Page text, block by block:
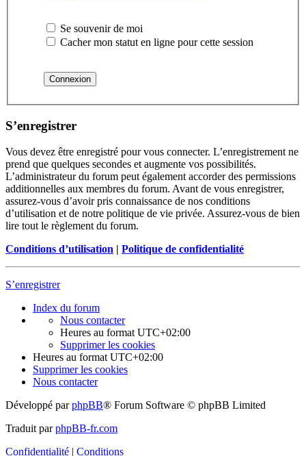
Se souvenir de moi
Cacher mon statut en ligne pour cette session
S’enregistrer
Vous devez être enregistré pour vous connecter. L’enregistrement ne
prend que quelques secondes et augmente vos possibilités.
L’administrateur du forum peut également accorder des permissions
additionnelles aux membres du forum. Avant de vous enregistrer,
assurez-vous d’avoir pris connaissance de nos conditions
d’utilisation et de notre politique de vie privée. Assurez-vous de bien
lire tout le règlement du forum.
Conditions d’utilisation | Politique de confidentialité
S’enregistrer
Index du forum
Nous contacter
Heures au format UTC+02:00
Supprimer les cookies
Heures au format UTC+02:00
Supprimer les cookies
Nous contacter
Développé parphpBB® Forum Software © phpBB Limited
Traduit parphpBB-fr.com
Confidentialité | Conditions